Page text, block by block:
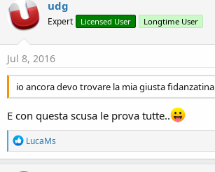
udg
Expert Licensed User Longtime User
Jul 8, 2016
io ancora devo trovare la mia giusta fidanzatina
E con questa scusa le prova tutte..
R
e
a
LucaMs